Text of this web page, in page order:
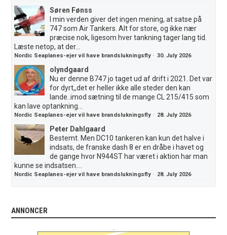
Søren Fønss
I min verden giver det ingen mening, at satse på
747 som Air Tankers. Alt for store, og ikke nær
præcise nok, ligesom hver tankning tager lang tid.
Læste netop, at der...
Nordic Seaplanes-ejer vil have brandslukningsfly ·30. July 2026
olyndgaard
Nu er denne B747 jo taget ud af drift i 2021. Det var
for dyrt,,det er heller ikke alle steder den kan
lande..imod sætning til de mange CL 215/415 som
kan lave optankning...
Nordic Seaplanes-ejer vil have brandslukningsfly · 28. July 2026
Peter Dahlgaard
Bestemt. Men DC10 tankeren kan kun det halve i
indsats, de franske dash 8 er en dråbe i havet og
de gange hvor N944ST har været i aktion har man
kunne se indsatsen....
Nordic Seaplanes-ejer vil have brandslukningsfly · 28. July 2026
ANNONCER